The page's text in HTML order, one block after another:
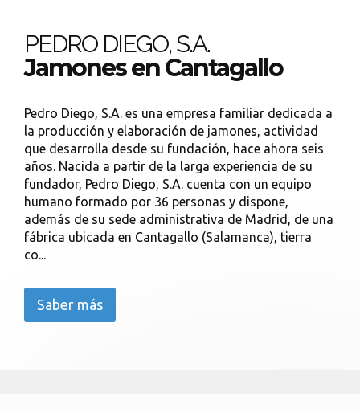
PEDRO DIEGO, S.A.
Jamones en Cantagallo
Pedro Diego, S.A. es una empresa familiar dedicada a
la producción y elaboración de jamones, actividad
que desarrolla desde su fundación, hace ahora seis
años. Nacida a partir de la larga experiencia de su
fundador, Pedro Diego, S.A. cuenta con un equipo
humano formado por 36 personas y dispone,
además de su sede administrativa de Madrid, de una
fábrica ubicada en Cantagallo (Salamanca), tierra
co...
Saber más